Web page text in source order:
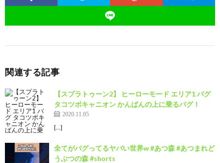
関連する記事
【スプラトゥーン2】 ヒーローモード エリア1 バグ
タコツボキャニオン かんばんの上に乗るバグ！
2020.11.05
[…]
全てがバグってるヤバい世界w #あつ森 #あつまれど
うぶつの森 #shorts